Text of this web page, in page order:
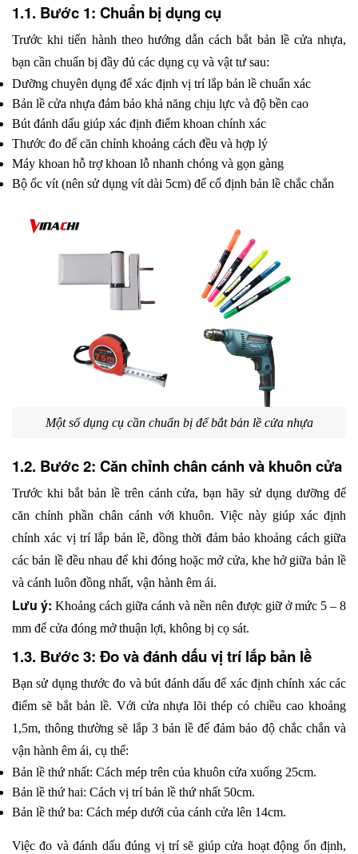
1.1. Bước 1: Chuẩn bị dụng cụ
Trước khi tiến hành theo hướng dẫn cách bắt bản lề cửa nhựa,
bạn cần chuẩn bị đầy đủ các dụng cụ và vật tư sau:
Dưỡng chuyên dụng để xác định vị trí lắp bản lề chuẩn xác
Bản lề cửa nhựa đảm bảo khả năng chịu lực và độ bền cao
Bút đánh dấu giúp xác định điểm khoan chính xác
Thước đo để căn chỉnh khoảng cách đều và hợp lý
Máy khoan hỗ trợ khoan lỗ nhanh chóng và gọn gàng
Bộ ốc vít (nên sử dụng vít dài 5cm) để cố định bản lề chắc chắn
Một số dụng cụ cần chuẩn bị để bắt bản lề cửa nhựa
1.2. Bước 2: Căn chỉnh chân cánh và khuôn cửa
Trước khi bắt bản lề trên cánh cửa, bạn hãy sử dụng dưỡng để
căn chỉnh phần chân cánh với khuôn. Việc này giúp xác định
chính xác vị trí lắp bản lề, đồng thời đảm bảo khoảng cách giữa
các bản lề đều nhau để khi đóng hoặc mở cửa, khe hở giữa bản lề
và cánh luôn đồng nhất, vận hành êm ái.
Lưu ý: Khoảng cách giữa cánh và nền nên được giữ ở mức 5 – 8
mm để cửa đóng mở thuận lợi, không bị cọ sát.
1.3. Bước 3: Đo và đánh dấu vị trí lắp bản lề
Bạn sử dụng thước đo và bút đánh dấu để xác định chính xác các
điểm sẽ bắt bản lề. Với cửa nhựa lõi thép có chiều cao khoảng
1,5m, thông thường sẽ lắp 3 bản lề để đảm bảo độ chắc chắn và
vận hành êm ái, cụ thể:
Bản lề thứ nhất: Cách mép trên của khuôn cửa xuống 25cm.
Bản lề thứ hai: Cách vị trí bản lề thứ nhất 50cm.
Bản lề thứ ba: Cách mép dưới của cánh cửa lên 14cm.
Việc đo và đánh dấu đúng vị trí sẽ giúp cửa hoạt động ổn định,